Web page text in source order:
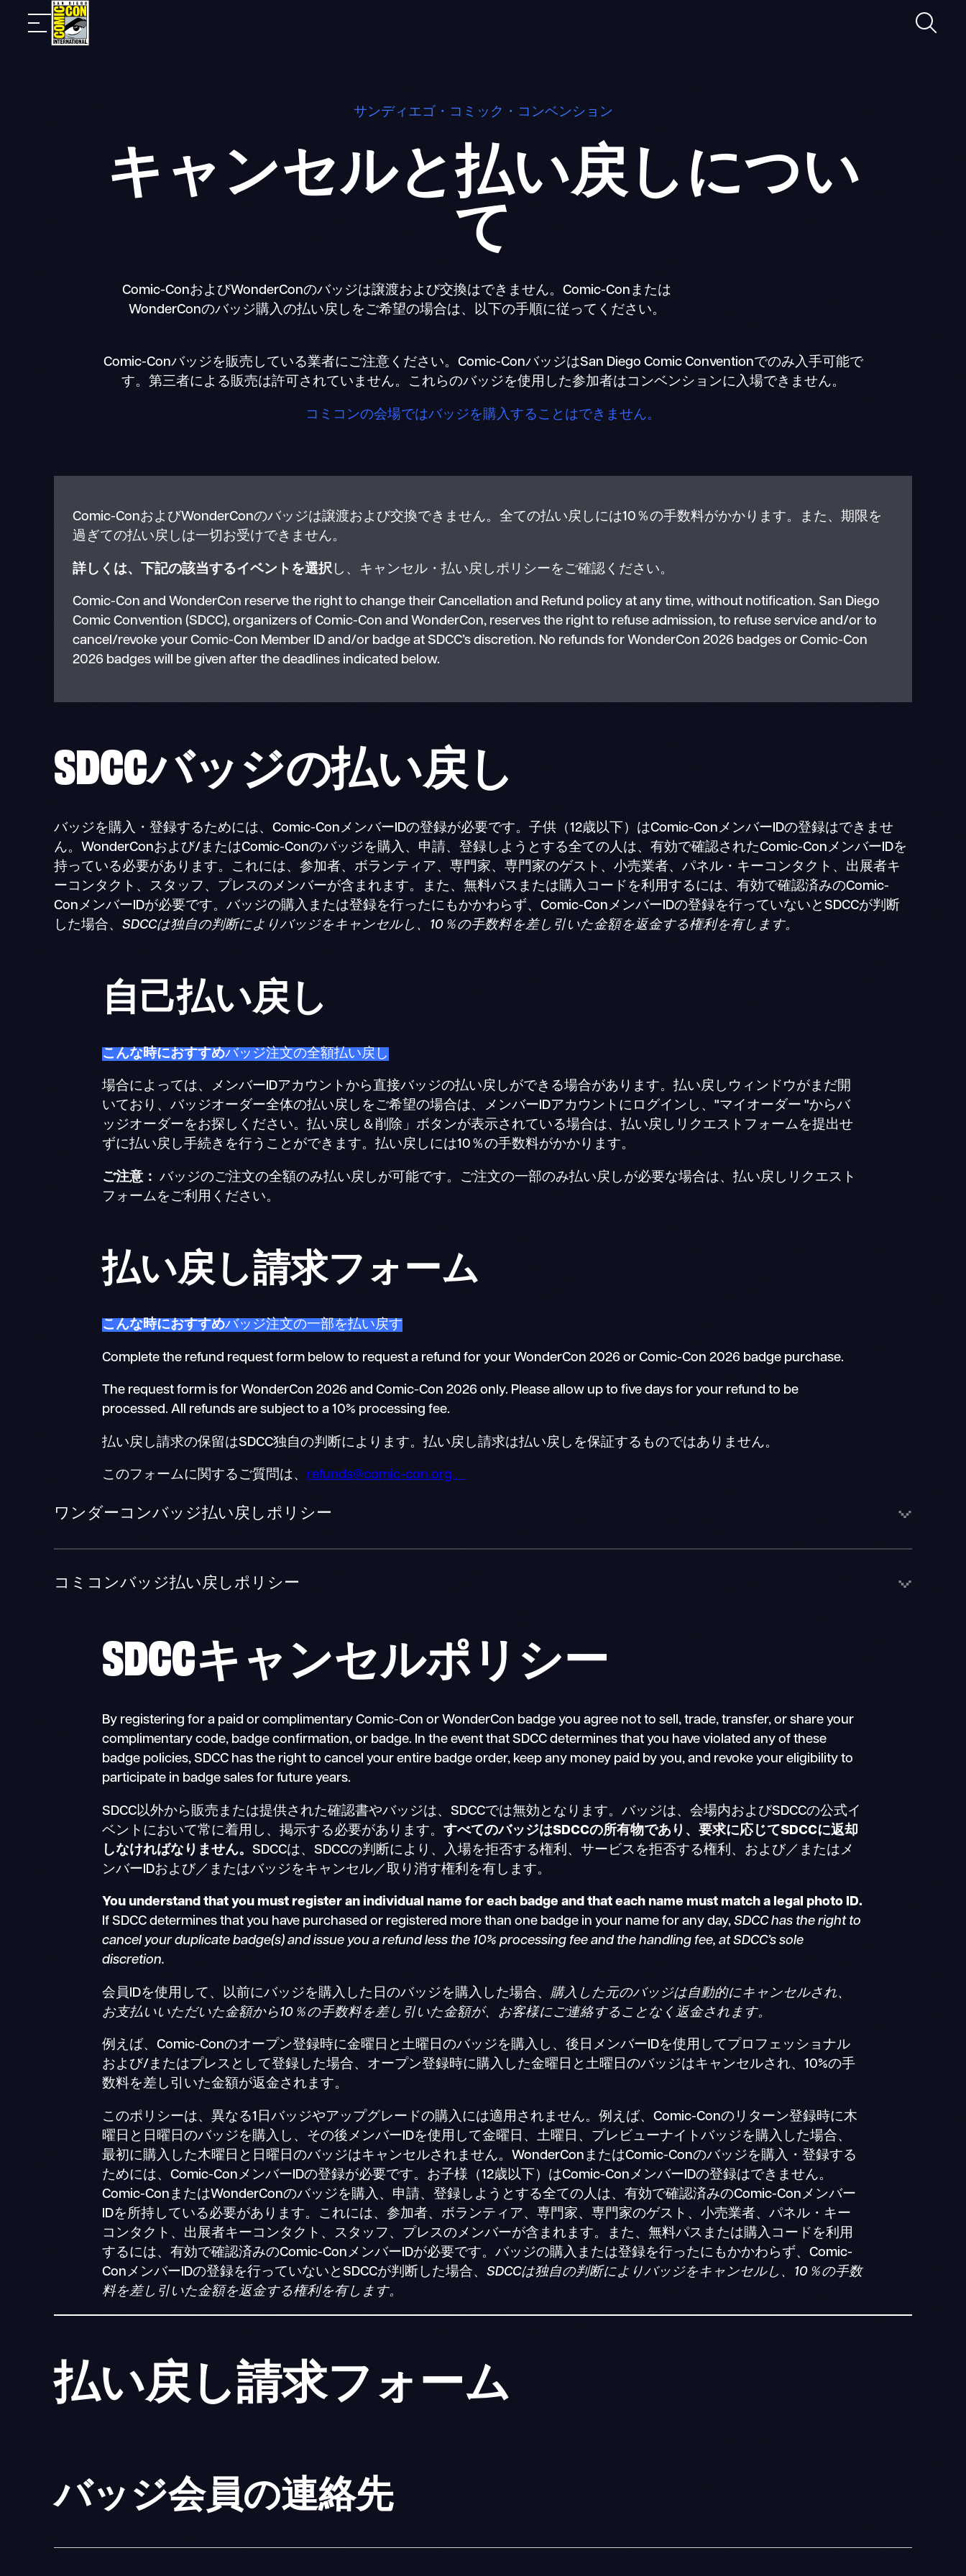
Skip
モ
検
サンディエゴ・コミック・コンベンション
キャンセルと払い戻しについ
て
Comic-ConおよびWonderConのバッジは譲渡および交換はできません。Comic-Conまたは
WonderConのバッジ購入の払い戻しをご希望の場合は、以下の手順に従ってください。
Comic-Conバッジを販売している業者にご注意ください。Comic-ConバッジはSan Diego Comic Conventionでのみ入手可能で
す。第三者による販売は許可されていません。これらのバッジを使用した参加者はコンベンションに入場できません。
コミコンの会場ではバッジを購入することはできません。
Comic-ConおよびWonderConのバッジは譲渡および交換できません。全ての払い戻しには10％の手数料がかかります。また、期限を
過ぎての払い戻しは一切お受けできません。
詳しくは、下記の該当するイベントを選択 し、キャンセル・払い戻しポリシーをご確認ください。
Comic-Con and WonderCon reserve the right to change their Cancellation and Refund policy at any time, without notification. San Diego
Comic Convention (SDCC), organizers of Comic-Con and WonderCon, reserves the right to refuse admission, to refuse service and/or to
cancel/revoke your Comic-Con Member ID and/or badge at SDCC’s discretion. No refunds for WonderCon 2026 badges or Comic-Con
2026 badges will be given after the deadlines indicated below.
SDCCバッジの払い戻し
バッジを購入・登録するためには、Comic-ConメンバーIDの登録が必要です。子供（12歳以下）はComic-ConメンバーIDの登録はできませ
ん。WonderConおよび/またはComic-Conのバッジを購入、申請、登録しようとする全ての人は、有効で確認されたComic-ConメンバーIDを
持っている必要があります。これには、参加者、ボランティア、専門家、専門家のゲスト、小売業者、パネル・キーコンタクト、出展者キ
ーコンタクト、スタッフ、プレスのメンバーが含まれます。また、無料パスまたは購入コードを利用するには、有効で確認済みのComic-
ConメンバーIDが必要です。バッジの購入または登録を行ったにもかかわらず、Comic-ConメンバーIDの登録を行っていないとSDCCが判断
した場合、SDCCは独自の判断によりバッジをキャンセルし、10％の手数料を差し引いた金額を返金する権利を有します。
自己払い戻し
こんな時におすすめバッジ注文の全額払い戻し
場合によっては、メンバーIDアカウントから直接バッジの払い戻しができる場合があります。払い戻しウィンドウがまだ開
いており、バッジオーダー全体の払い戻しをご希望の場合は、メンバーIDアカウントにログインし、"マイオーダー "からバ
ッジオーダーをお探しください。払い戻し＆削除」ボタンが表示されている場合は、払い戻しリクエストフォームを提出せ
ずに払い戻し手続きを行うことができます。払い戻しには10％の手数料がかかります。
ご注意：バッジのご注文の全額のみ払い戻しが可能です。ご注文の一部のみ払い戻しが必要な場合は、払い戻しリクエスト
フォームをご利用ください。
払い戻し請求フォーム
こんな時におすすめバッジ注文の一部を払い戻す
Complete the refund request form below to request a refund for your WonderCon 2026 or Comic-Con 2026 badge purchase.
The request form is for WonderCon 2026 and Comic-Con 2026 only. Please allow up to five days for your refund to be
processed. All refunds are subject to a 10% processing fee.
払い戻し請求の保留はSDCC独自の判断によります。払い戻し請求は払い戻しを保証するものではありません。
このフォームに関するご質問は、 refunds@comic-con.org。
ワンダーコンバッジ払い戻しポリシー
コミコンバッジ払い戻しポリシー
SDCCキャンセルポリシー
By registering for a paid or complimentary Comic-Con or WonderCon badge you agree not to sell, trade, transfer, or share your
complimentary code, badge confirmation, or badge. In the event that SDCC determines that you have violated any of these
badge policies, SDCC has the right to cancel your entire badge order, keep any money paid by you, and revoke your eligibility to
participate in badge sales for future years.
SDCC以外から販売または提供された確認書やバッジは、SDCCでは無効となります。バッジは、会場内およびSDCCの公式イ
ベントにおいて常に着用し、掲示する必要があります。すべてのバッジはSDCCの所有物であり、要求に応じてSDCCに返却
しなければなりません。SDCCは、SDCCの判断により、入場を拒否する権利、サービスを拒否する権利、および／またはメ
ンバーIDおよび／またはバッジをキャンセル／取り消す権利を有します。
You understand that you must register an individual name for each badge and that each name must match a legal photo ID.
If SDCC determines that you have purchased or registered more than one badge in your name for any day,SDCC has the right to
cancel your duplicate badge(s) and issue you a refund less the 10% processing fee and the handling fee, at SDCC’s sole
discretion.
会員IDを使用して、以前にバッジを購入した日のバッジを購入した場合、 購入した元のバッジは自動的にキャンセルされ、
お支払いいただいた金額から10％の手数料を差し引いた金額が、お客様にご連絡することなく返金されます。
例えば、Comic-Conのオープン登録時に金曜日と土曜日のバッジを購入し、後日メンバーIDを使用してプロフェッショナル
および/またはプレスとして登録した場合、オープン登録時に購入した金曜日と土曜日のバッジはキャンセルされ、10%の手
数料を差し引いた金額が返金されます。
このポリシーは、異なる1日バッジやアップグレードの購入には適用されません。例えば、Comic-Conのリターン登録時に木
曜日と日曜日のバッジを購入し、その後メンバーIDを使用して金曜日、土曜日、プレビューナイトバッジを購入した場合、
最初に購入した木曜日と日曜日のバッジはキャンセルされません。WonderConまたはComic-Conのバッジを購入・登録する
ためには、Comic-ConメンバーIDの登録が必要です。お子様（12歳以下）はComic-ConメンバーIDの登録はできません。
Comic-ConまたはWonderConのバッジを購入、申請、登録しようとする全ての人は、有効で確認済みのComic-Conメンバー
IDを所持している必要があります。これには、参加者、ボランティア、専門家、専門家のゲスト、小売業者、パネル・キー
コンタクト、出展者キーコンタクト、スタッフ、プレスのメンバーが含まれます。また、無料パスまたは購入コードを利用
するには、有効で確認済みのComic-ConメンバーIDが必要です。バッジの購入または登録を行ったにもかかわらず、Comic-
ConメンバーIDの登録を行っていないとSDCCが判断した場合、SDCCは独自の判断によりバッジをキャンセルし、10％の手数
料を差し引いた金額を返金する権利を有します。
払い戻し請求フォーム
バッジ会員の連絡先